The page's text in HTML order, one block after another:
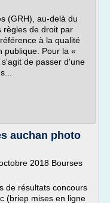
(GRH), au-delà du
règles de droit par
à la qualité
publique. Pour la «
de passer d'une
auchan photo
2018 Bourses
de résultats concours
(briep mises en ligne